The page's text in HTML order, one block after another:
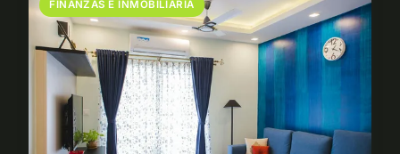
FINANZAS E INMOBILIARIA